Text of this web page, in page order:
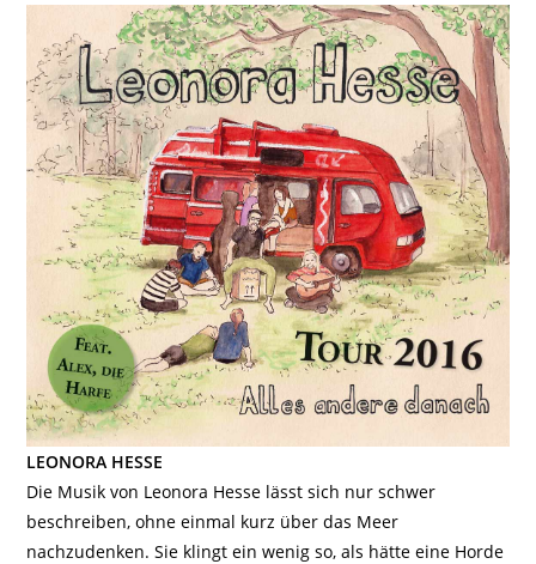
LEONORA HESSE
Die Musik von Leonora Hesse lässt sich nur schwer
beschreiben, ohne einmal kurz über das Meer
nachzudenken. Sie klingt ein wenig so, als hätte eine Horde